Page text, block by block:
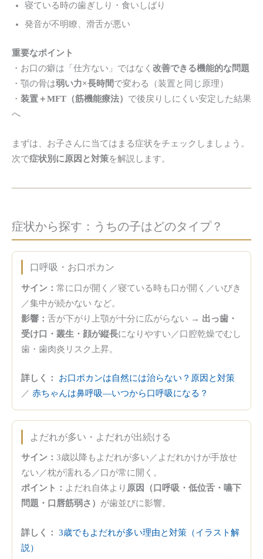
寝ている時の歯ぎしり・食いしばり
発音が不明瞭、滑舌が悪い
重要なポイント
・お口の癖は「仕方ない」ではなく 改善できる機能的な問題
・顎の骨は弱い力×長時間で変わる（装置と同じ原理）
・ 装置＋MFT（筋機能療法） で後戻りしにくい安定した結果
へ
まずは、お子さんに当てはまる症状をチェックしましょう。
次で症状別に原因と対策を解説します。
症状から探す： うちの子はどのタイプ？
口呼吸・お口ポカン
サイン： 常に口が開く／寝ている時も口が開く／いびき
／集中が続かない など。
影響： 舌が下がり上顎が十分に広がらない → 出っ歯・
受け口・叢生・顔が縦長になりやすい／口腔乾燥でむし
歯・歯肉炎リスク上昇。
詳しく：
お口ポカンは自然には治らない？原因と対策
／ 赤ちゃんは鼻呼吸—いつから口呼吸になる？
よだれが多い・よだれが出続ける
サイン： 3歳以降もよだれが多い／よだれかけが手放せ
ない／枕が濡れる／口が常に開く。
ポイント： よだれ自体より 原因（口呼吸・低位舌・嚥下
問題・口唇筋弱さ） が歯並びに影響。
詳しく：
3歳でもよだれが多い理由と対策（イラスト解
説）